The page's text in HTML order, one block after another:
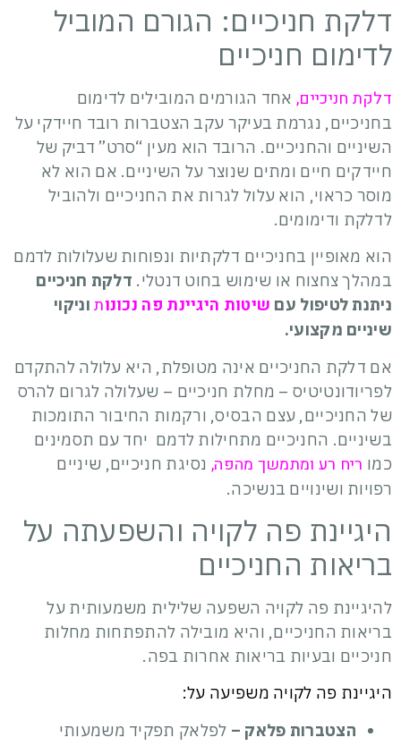
דלקת חניכיים: הגורם המוביל
לדימום חניכיים
דלקת חניכיים, אחד הגורמים המובילים לדימום
בחניכיים, נגרמת בעיקר עקב הצטברות רובד חיידקי על
השיניים והחניכיים. הרובד הוא מעין “סרט” דביק של
חיידקים חיים ומתים שנוצר על השיניים. אם הוא לא
מוסר כראוי, הוא עלול לגרות את החניכיים ולהוביל
לדלקת ודימומים.
הוא מאופיין בחניכיים דלקתיות ונפוחות שעלולות לדמם
במהלך צחצוח או שימוש בחוט דנטלי. דלקת חניכיים
ניתנת לטיפול עם שיטות היגיינת פה נכונותוניקוי
שיניים מקצועי.
אם דלקת החניכיים אינה מטופלת, היא עלולה להתקדם
לפריודונטיטיס – מחלת חניכיים – שעלולה לגרום להרס
של החניכיים, עצם הבסיס, ורקמות החיבור התומכות
בשיניים. החניכיים מתחילות לדמם יחד עם תסמינים
כמו ריח רע ומתמשך מהפה, נסיגת חניכיים, שיניים
רפויות ושינויים בנשיכה.
היגיינת פה לקויה והשפעתה על
בריאות החניכיים
להיגיינת פה לקויה השפעה שלילית משמעותית על
בריאות החניכיים, והיא מובילה להתפתחות מחלות
חניכיים ובעיות בריאות אחרות בפה.
היגיינת פה לקויה משפיעה על:
הצטברות פלאק – לפלאק תפקיד משמעותי